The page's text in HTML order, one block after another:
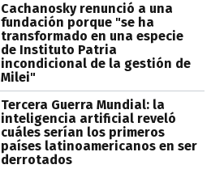
Cachanosky renunció a una
fundación porque "se ha
transformado en una especie
de Instituto Patria
incondicional de la gestión de
Milei"
Tercera Guerra Mundial: la
inteligencia artificial reveló
cuáles serían los primeros
países latinoamericanos en ser
derrotados